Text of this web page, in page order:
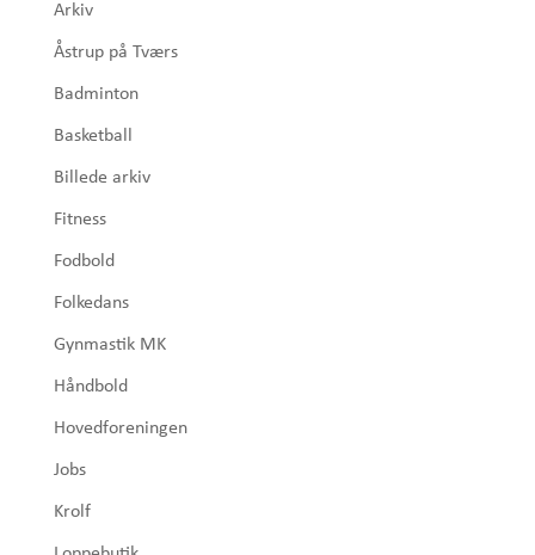
Arkiv
Åstrup på Tværs
Badminton
Basketball
Billede arkiv
Fitness
Fodbold
Folkedans
Gynmastik MK
Håndbold
Hovedforeningen
Jobs
Krolf